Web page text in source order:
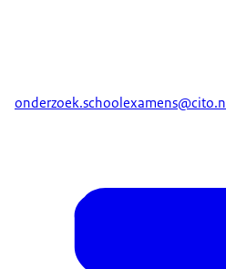
onderzoek.schoolexamens@cito.nl